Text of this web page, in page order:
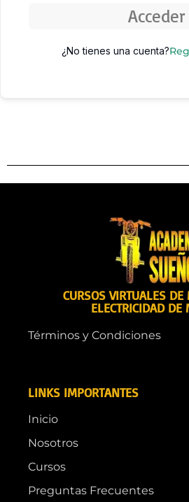
Acceder
¿No tienes una cuenta?
CURSOS VIRTUALES DE
ELECTRICIDAD DE
Términos y Condiciones
LINKS IMPORTANTES
Inicio
Nosotros
Cursos
Preguntas Frecuentes